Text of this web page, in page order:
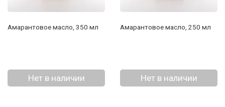
Амарантовое масло, 350 мл
Нет в наличии
Амарантовое масло, 250 мл
Нет в наличии